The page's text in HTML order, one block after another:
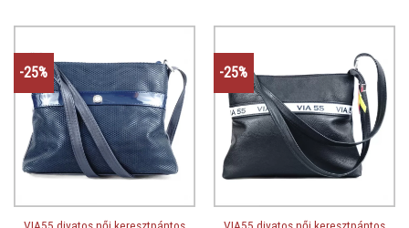
-25% -25%